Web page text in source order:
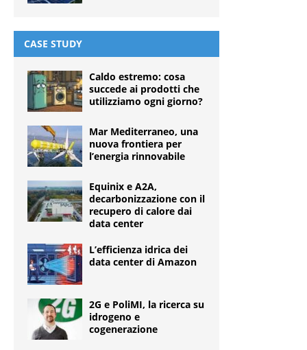
CASE STUDY
Caldo estremo: cosa
succede ai prodotti che
utilizziamo ogni giorno?
Mar Mediterraneo, una
nuova frontiera per
l’energia rinnovabile
Equinix e A2A,
decarbonizzazione con il
recupero di calore dai
data center
L’efficienza idrica dei
data center di Amazon
2G e PoliMI, la ricerca su
idrogeno e
cogenerazione